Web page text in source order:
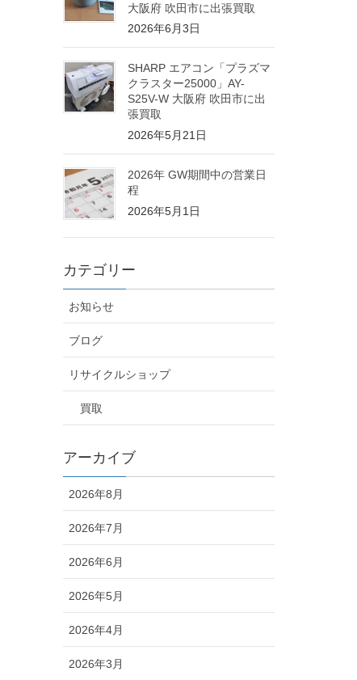
大阪府 吹田市に出張買取
2026年6月3日
SHARP エアコン「プラズマ
クラスター25000」AY-
S25V-W 大阪府 吹田市に出
張買取
2026年5月21日
2026年 GW期間中の営業日
程
2026年5月1日
カテゴリー
お知らせ
ブログ
リサイクルショップ
買取
アーカイブ
2026年8月
2026年7月
2026年6月
2026年5月
2026年4月
2026年3月